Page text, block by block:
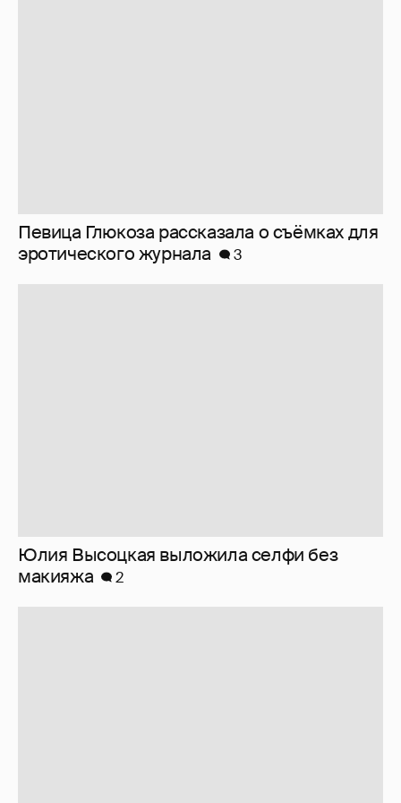
Певица Глюкоза рассказала о съёмках для
эротического журнала
3
Юлия Высоцкая выложила селфи без
макияжа
2